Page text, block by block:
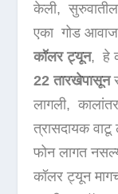
केली,
एका गोड
कॉलर ट्यून, हे
22 तारखेपासून
लागली,
त्रासदायक
फोन लागत
कॉलर ट्यून